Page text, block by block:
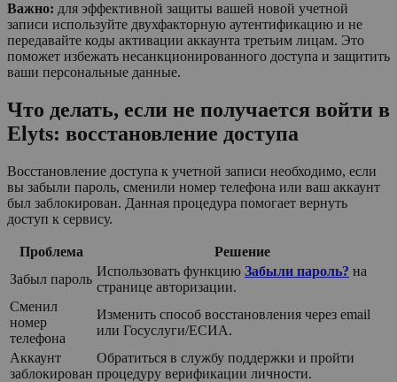
Важно: для эффективной защиты вашей новой учетной
записи используйте двухфакторную аутентификацию и не
передавайте коды активации аккаунта третьим лицам. Это
поможет избежать несанкционированного доступа и защитить
ваши персональные данные.
Что делать, если не получается войти в
Elyts: восстановление доступа
Восстановление доступа к учетной записи необходимо, если
вы забыли пароль, сменили номер телефона или ваш аккаунт
был заблокирован. Данная процедура помогает вернуть
доступ к сервису.
Проблема
Решение
Забыл пароль
Использовать функцию Забыли пароль? на
странице авторизации.
Сменил
номер
телефона
Изменить способ восстановления через email
или Госуслуги/ЕСИА.
Аккаунт
заблокирован
Обратиться в службу поддержки и пройти
процедуру верификации личности.